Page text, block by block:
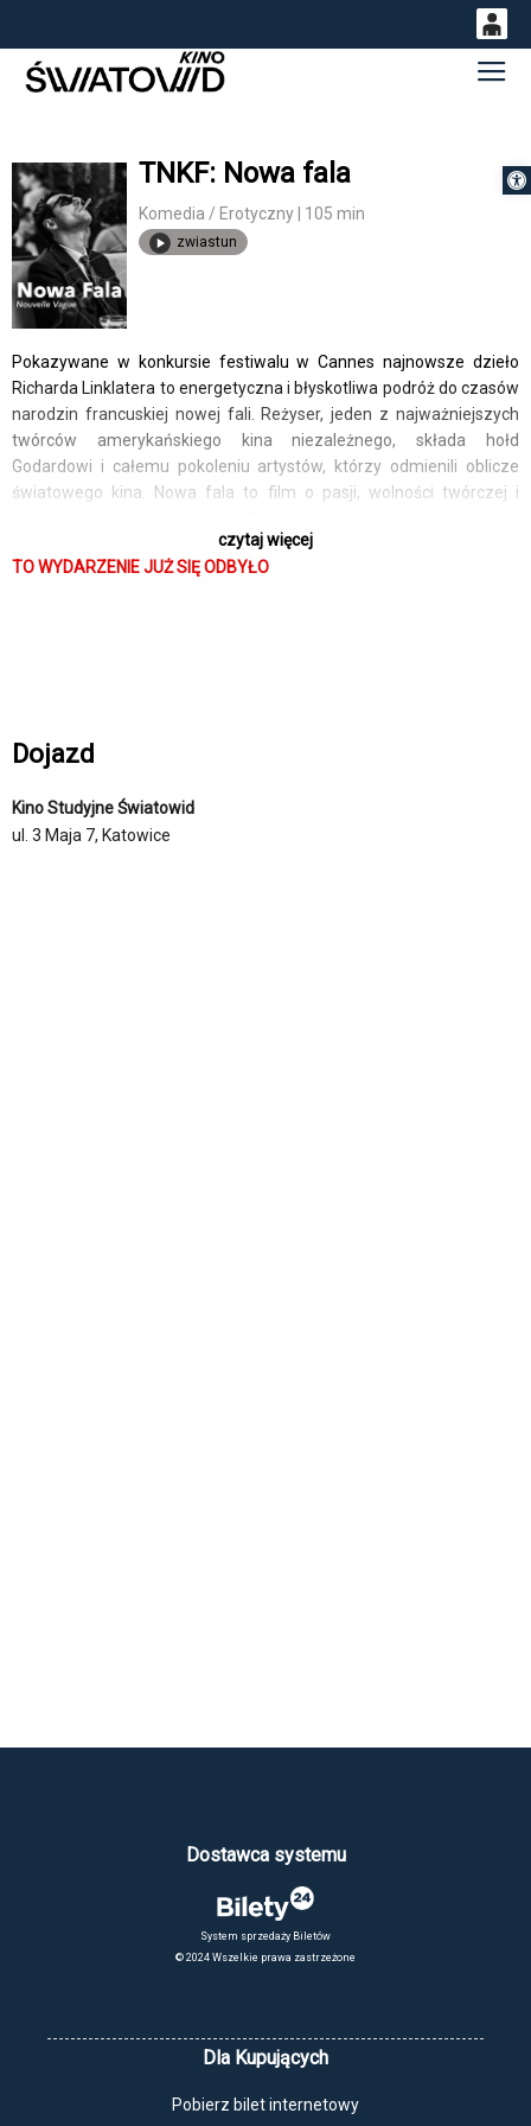
14 53
TNKF: Nowa fala
Komedia / Erotyczny | 105 min
zwiastun
Pokazywane w konkursie festiwalu w Cannes najnowsze dzieło
Richarda Linklatera to energetyczna i błyskotliwa podróż do czasów
narodzin francuskiej nowej fali. Reżyser, jeden z najważniejszych
twórców amerykańskiego kina niezależnego, składa hołd
Godardowi i całemu pokoleniu artystów, którzy odmienili oblicze
światowego kina. Nowa fala to film o pasji, wolności twórczej i
pokazuje artystę w momencie, gdy rodzi się dzieło, a kino staje się
przestrzenią buntu i młodzieńczej energii.
czytaj więcej
TO WYDARZENIE JUŻ SIĘ ODBYŁO
Dojazd
Kino Studyjne Światowid
ul. 3 Maja 7, Katowice
Dostawca systemu
System sprzedaży Biletów
© 2024 Wszelkie prawa zastrzeżone
Dla Kupujących
Pobierz bilet internetowy